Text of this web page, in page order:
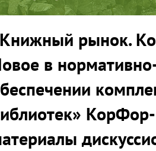
рынок.
в